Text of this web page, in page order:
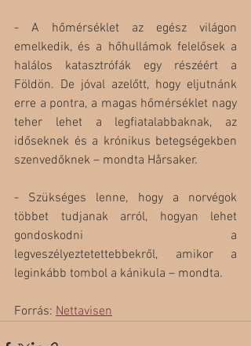
- A hőmérséklet az egész világon
emelkedik, és a hőhullámok felelősek a
halálos katasztrófák egy részéért a
Földön. De jóval azelőtt, hogy eljutnánk
erre a pontra, a magas hőmérséklet nagy
teher lehet a legfiatalabbaknak, az
időseknek és a krónikus betegségekben
szenvedőknek – mondta Hårsaker.
- Szükséges lenne, hogy a norvégok
többet tudjanak arról, hogyan lehet
gondoskodni a
legveszélyeztetettebbekről, amikor a
leginkább tombol a kánikula – mondta.
Forrás: Nettavisen